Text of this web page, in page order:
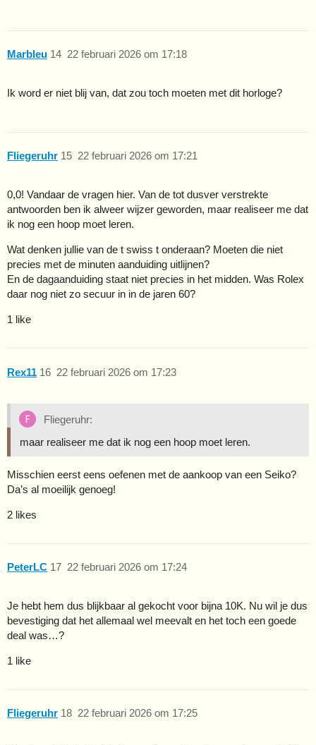
Marbleu 22 februari 2026 om 17:18
14
Ik word er niet blij van, dat zou toch moeten met dit horloge?
Fliegeruhr 22 februari 2026 om 17:21
15
0,0! Vandaar de vragen hier. Van de tot dusver verstrekte
antwoorden ben ik alweer wijzer geworden, maar realiseer me dat
ik nog een hoop moet leren.
Wat denken jullie van de t swiss t onderaan? Moeten die niet
precies met de minuten aanduiding uitlijnen?
En de dagaanduiding staat niet precies in het midden. Was Rolex
daar nog niet zo secuur in in de jaren 60?
1 like
Rex11 22 februari 2026 om 17:23
16
Fliegeruhr:
maar realiseer me dat ik nog een hoop moet leren.
Misschien eerst eens oefenen met de aankoop van een Seiko?
Da’s al moeilijk genoeg!
2 likes
PeterLC 22 februari 2026 om 17:24
17
Je hebt hem dus blijkbaar al gekocht voor bijna 10K. Nu wil je dus
bevestiging dat het allemaal wel meevalt en het toch een goede
deal was…?
1 like
Fliegeruhr 22 februari 2026 om 17:25
18